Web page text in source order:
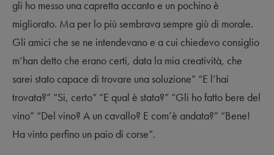
gli ho messo una capretta accanto e un pochino è
migliorato. Ma per lo più sembrava sempre giù di morale.
Gli amici che se ne intendevano e a cui chiedevo consiglio
m’han detto che erano certi, data la mia creatività, che
sarei stato capace di trovare una soluzione” “E l’hai
trovata?” “Si, certo” “E qual è stata?” “Gli ho fatto bere del
vino” “Del vino? A un cavallo? E com’è andata?” “Bene!
Ha vinto perfino un paio di corse”.